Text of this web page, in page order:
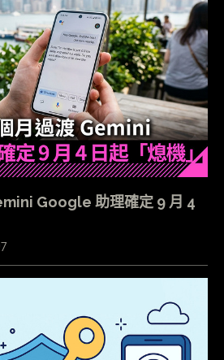
Google 助理確定 9 月 4